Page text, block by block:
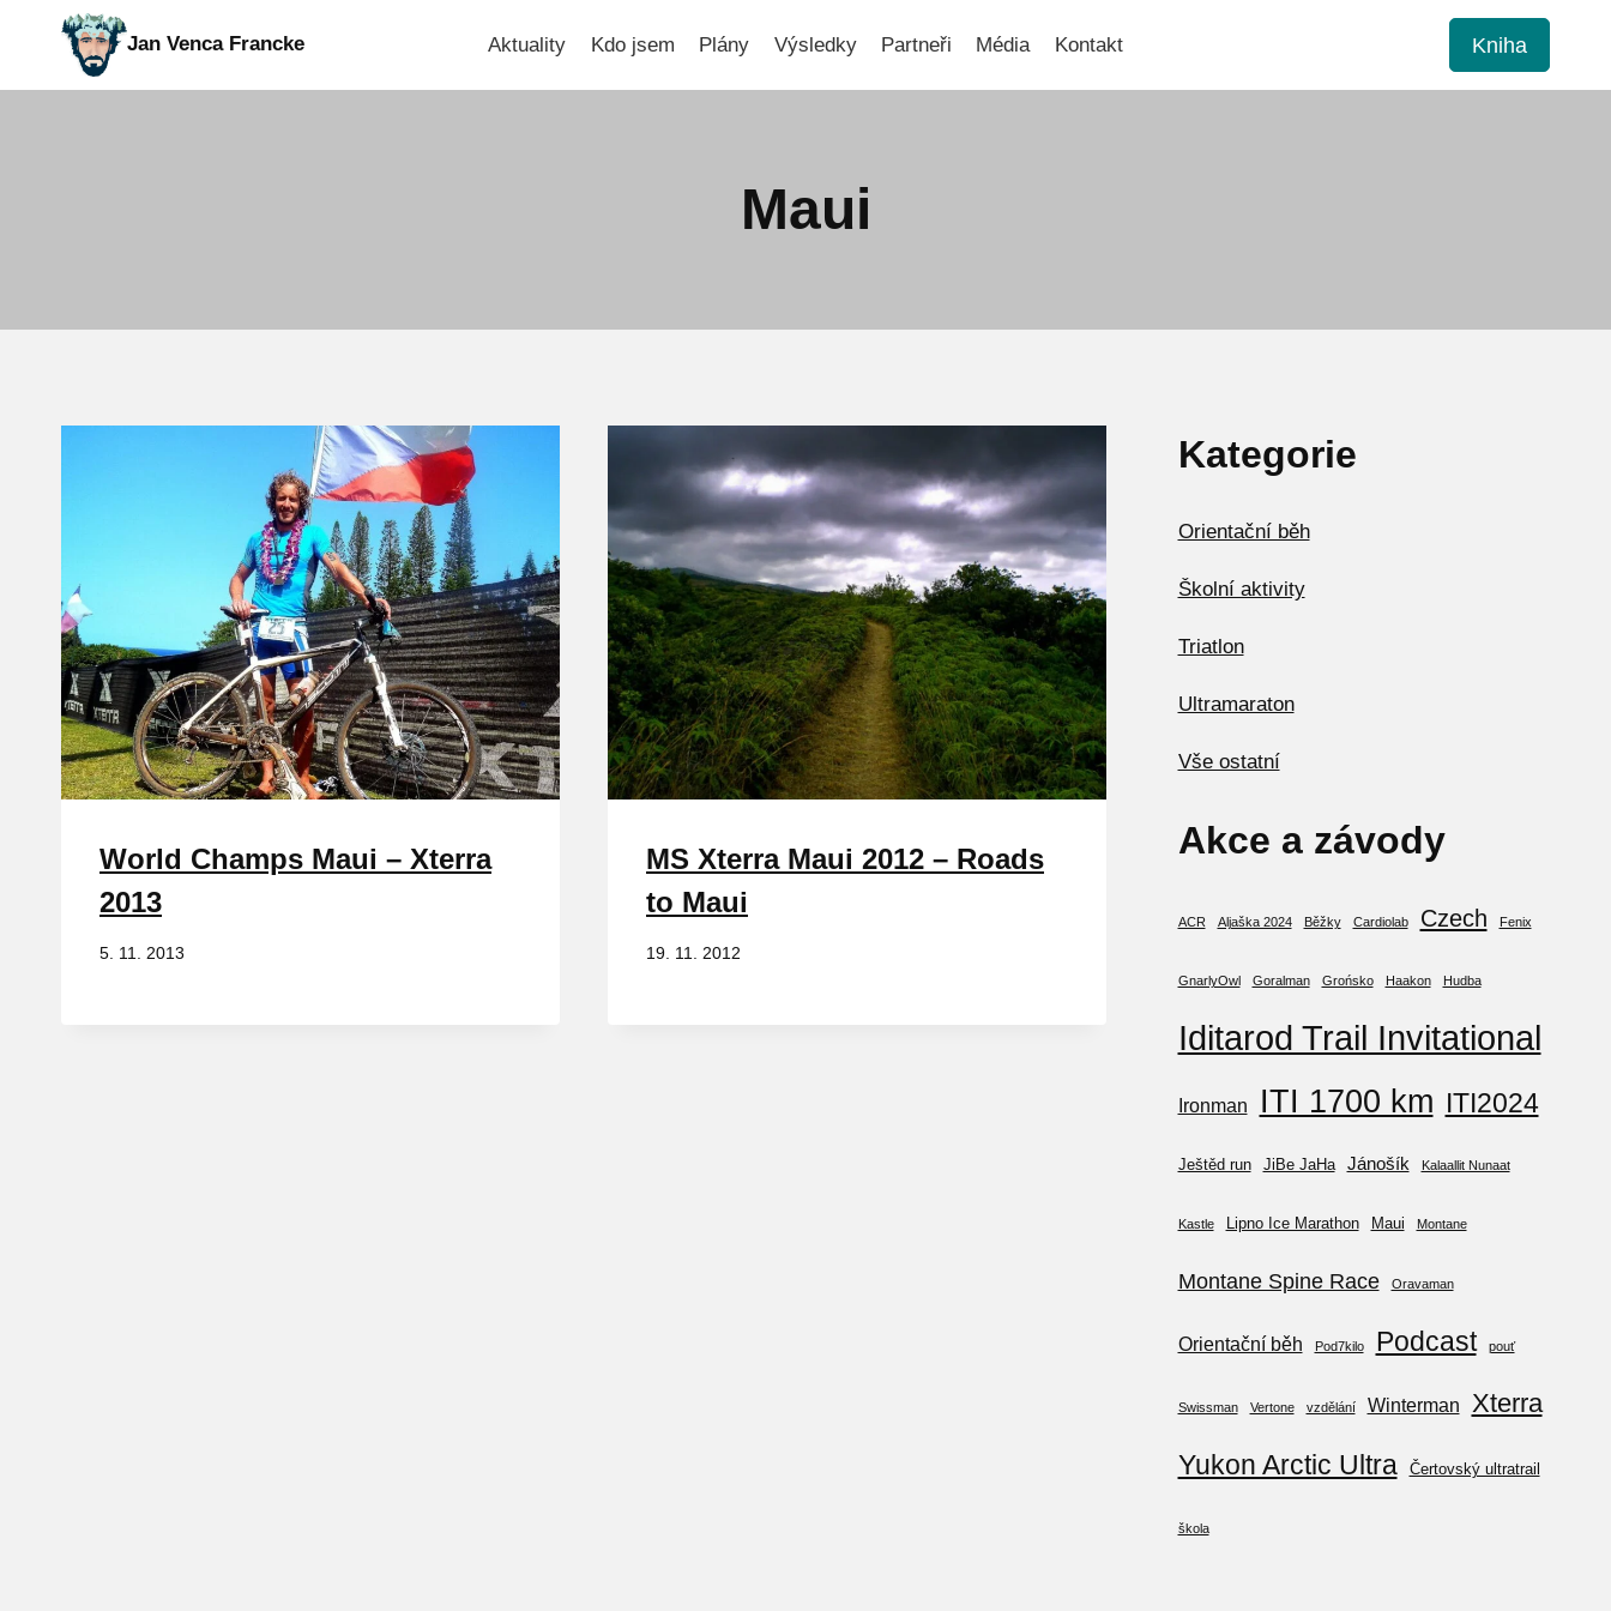
Přeskočit
Jan Venca Francke Aktuality Kdo jsem Plány Výsledky Partneři Média Kontakt Kniha
Maui
World Champs Maui – Xterra
2013
5. 11. 2013
MS Xterra Maui 2012 – Roads
to Maui
19. 11. 2012
Kategorie
Orientační běh
Školní aktivity
Triatlon
Ultramaraton
Vše ostatní
Akce a závody
ACR Aljaška 2024 Běžky Cardiolab Czech Fenix
GnarlyOwl Goralman Grońsko Haakon Hudba
Iditarod Trail Invitational
Ironman ITI 1700 km ITI2024
Ještěd run JiBe JaHa Jánošík Kalaallit Nunaat
Kastle Lipno Ice Marathon Maui Montane
Montane Spine Race Oravaman
Orientační běh Pod7kilo Podcast pouť
Swissman Vertone vzdělání Winterman Xterra
Yukon Arctic Ultra Čertovský ultratrail
škola